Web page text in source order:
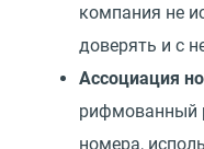
компания не
доверять и c
Ассоциация
рифмованный
номера,